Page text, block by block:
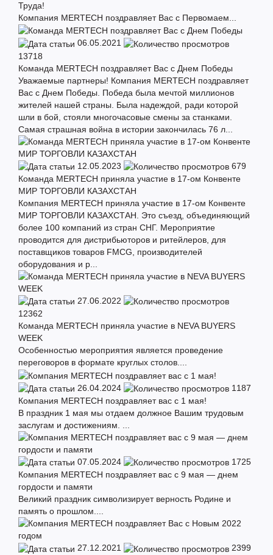
Труда!
Компания MERTECH поздравляет Вас с Первомаем...
06.05.2021
13718
Команда MERTECH поздравляет Вас с Днем Победы
Уважаемые партнеры! Компания MERTECH поздравляет
Вас с Днем Победы. Победа была мечтой миллионов
жителей нашей страны. Была надеждой, ради которой
шли в бой, стояли многочасовые смены за станками.
Самая страшная война в истории закончилась 76 л...
12.05.2023
679
Команда MERTECH приняла участие в 17-ом Конвенте
МИР ТОРГОВЛИ КАЗАХСТАН
Компания MERTECH приняла участие в 17-ом Конвенте
МИР ТОРГОВЛИ КАЗАХСТАН. Это съезд, объединяющий
более 100 компаний из стран СНГ. Мероприятие
проводится для дистрибьюторов и ритейлеров, для
поставщиков товаров FMCG, производителей
оборудования и р...
27.06.2022
12362
Команда MERTECH приняла участие в NEVA BUYERS
WEEK
Особенностью мероприятия является проведение
переговоров в формате круглых столов....
26.04.2024
1187
Компания MERTECH поздравляет вас с 1 мая!
В праздник 1 мая мы отдаем должное Вашим трудовым
заслугам и достижениям. ...
07.05.2024
1725
Компания MERTECH поздравляет вас с 9 мая — днем
гордости и памяти
Великий праздник символизирует верность Родине и
память о прошлом....
27.12.2021
2399